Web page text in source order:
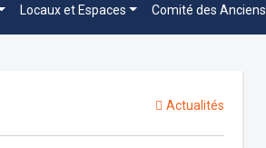
Locaux et Espaces Comité des Anciens
Actualités